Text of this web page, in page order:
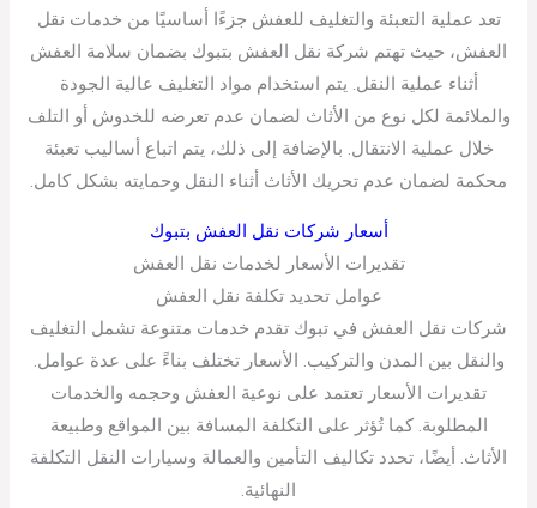
تعد عملية التعبئة والتغليف للعفش جزءًا أساسيًا من خدمات نقل
العفش، حيث تهتم شركة نقل العفش بتبوك بضمان سلامة العفش
أثناء عملية النقل. يتم استخدام مواد التغليف عالية الجودة
والملائمة لكل نوع من الأثاث لضمان عدم تعرضه للخدوش أو التلف
خلال عملية الانتقال. بالإضافة إلى ذلك، يتم اتباع أساليب تعبئة
محكمة لضمان عدم تحريك الأثاث أثناء النقل وحمايته بشكل كامل.
أسعار شركات نقل العفش بتبوك
تقديرات الأسعار لخدمات نقل العفش
عوامل تحديد تكلفة نقل العفش
شركات نقل العفش في تبوك تقدم خدمات متنوعة تشمل التغليف
والنقل بين المدن والتركيب. الأسعار تختلف بناءً على عدة عوامل.
تقديرات الأسعار تعتمد على نوعية العفش وحجمه والخدمات
المطلوبة. كما تُؤثر على التكلفة المسافة بين المواقع وطبيعة
الأثاث. أيضًا، تحدد تكاليف التأمين والعمالة وسيارات النقل التكلفة
النهائية.